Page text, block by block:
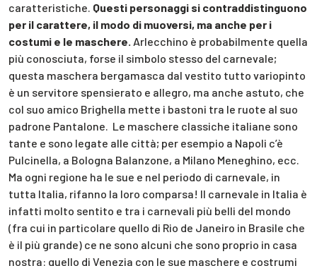
caratteristiche. Questi personaggi si contraddistinguono
per il carattere, il modo di muoversi, ma anche per i
costumi e le maschere. Arlecchino è probabilmente quella
più conosciuta, forse il simbolo stesso del carnevale;
questa maschera bergamasca dal vestito tutto variopinto
è un servitore spensierato e allegro, ma anche astuto, che
col suo amico Brighella mette i bastoni tra le ruote al suo
padrone Pantalone. Le maschere classiche italiane sono
tante e sono legate alle città; per esempio a Napoli c’è
Pulcinella, a Bologna Balanzone, a Milano Meneghino, ecc.
Ma ogni regione ha le sue e nel periodo di carnevale, in
tutta Italia, rifanno la loro comparsa! Il carnevale in Italia è
infatti molto sentito e tra i carnevali più belli del mondo
(fra cui in particolare quello di Rio de Janeiro in Brasile che
è il più grande) ce ne sono alcuni che sono proprio in casa
nostra: quello di Venezia con le sue maschere e costrumi